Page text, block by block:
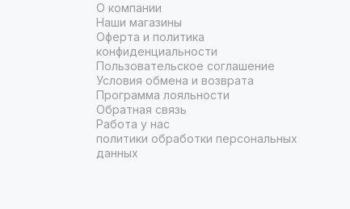
О компании
Наши магазины
Оферта и политика
конфиденциальности
Пользовательское соглашение
Условия обмена и возврата
Программа лояльности
Обратная связь
Работа у нас
политики обработки персональных
данных